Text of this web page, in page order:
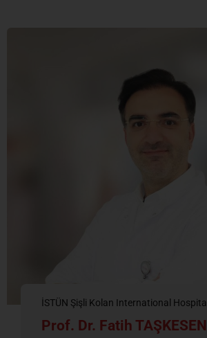
İSTÜN Şişli Kolan International Hospital
Prof. Dr. Fatih TAŞKESEN